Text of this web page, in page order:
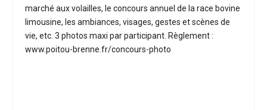
marché aux volailles, le concours annuel de la race bovine
limousine, les ambiances, visages, gestes et scènes de
vie, etc. 3 photos maxi par participant. Règlement :
www.poitou-brenne.fr/concours-photo